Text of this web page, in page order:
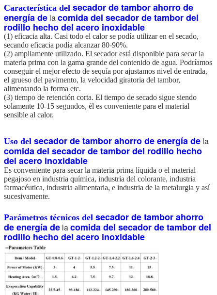
Característica del secador de tambor ahorro de
energía de lacomida del secador de tambor del
rodillo hecho del acero inoxidable
(1) eficacia alta. Casi todo el calor se podía utilizar en el secado,
secando eficacia podía alcanzar 80-90%.
(2) ampliamente utilizado. El secador está disponible para secar la
materia prima con la gama grande del contenido de agua. Podríamos
conseguir el mejor efecto de sequía por ajustamos nivel de entrada,
el grueso del pavimento, la velocidad giratoria del tambor,
alimentando la forma etc.
(3) tiempo de retención corta. El tiempo de secado sigue siendo
solamente 10-15 segundos, él es conveniente para el material
sensible al calor.
Uso del secador de tambor ahorro de energía de la
comida del secador de tambor del rodillo hecho
del acero inoxidable
Es conveniente para secar la materia prima líquida o el material
pegajoso en industria química, industria del colorante, industria
farmacéutica, industria alimentaria, e industria de la metalurgia y así
sucesivamente.
Parámetros técnicos del secador de tambor ahorro
de energía de lacomida del secador de tambor del
rodillo hecho del acero inoxidable